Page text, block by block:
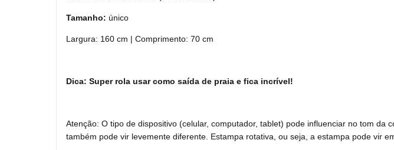
Tamanho: único
Largura: 160 cm | Comprimento: 70 cm
Dica: Super rola usar como saída de praia e fica incrível!
Atenção: O tipo de dispositivo (celular, computador, tablet) pode influenciar no tom
também pode vir levemente diferente. Estampa rotativa, ou seja, a estampa pode vir